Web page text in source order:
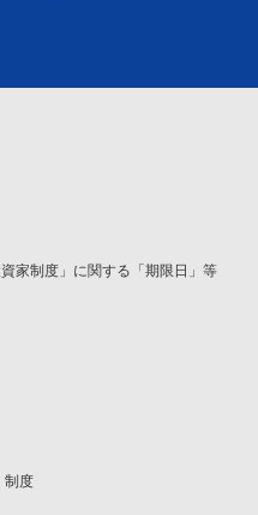
家制度」に関する「期限日」等
制度